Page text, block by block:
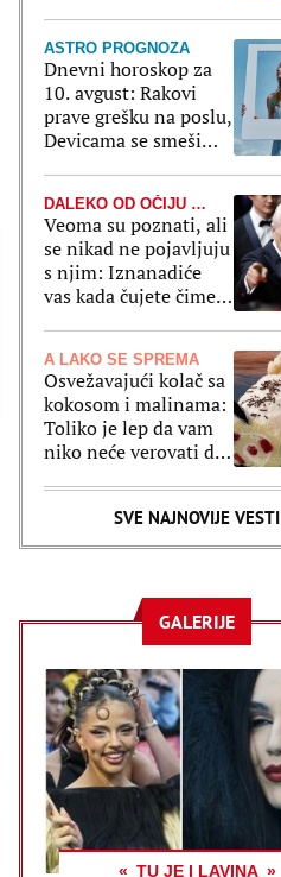
ASTRO PROGNOZA
Dnevni horoskop za
10. avgust: Rakovi
prave grešku na poslu,
Devicama se smeši
DALEKO OD OČIJU JAVNOSTI
Veoma su poznati, ali
se nikad ne pojavljuju
s njim: Iznanadiće
vas kada čujete čime
A LAKO SE SPREMA
Osvežavajući kolač sa
kokosom i malinama:
Toliko je lep da vam
niko neće verovati da
(RECEPT)
SVE NAJNOVIJE VESTI
GALERIJE
TU JE I LAVINA